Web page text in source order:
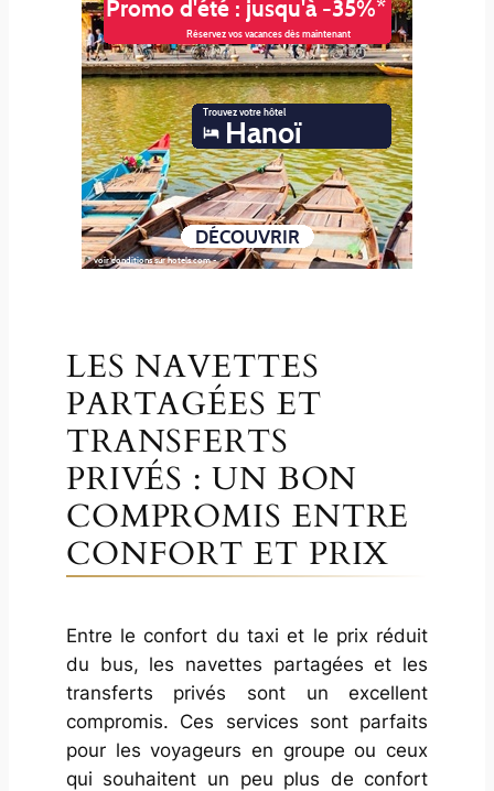
LES NAVETTES
PARTAGÉES ET
TRANSFERTS
PRIVÉS : UN BON
COMPROMIS ENTRE
CONFORT ET PRIX
Entre le confort du taxi et le prix réduit
du bus, les navettes partagées et les
transferts privés sont un excellent
compromis. Ces services sont parfaits
pour les voyageurs en groupe ou ceux
qui souhaitent un peu plus de confort